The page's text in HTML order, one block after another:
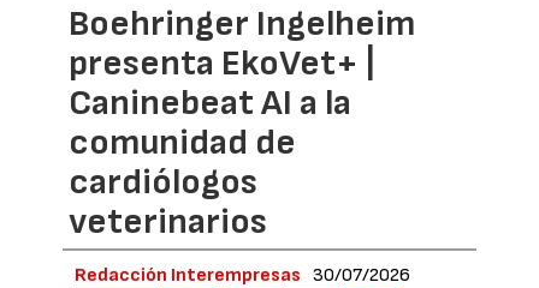
Boehringer Ingelheim
presenta EkoVet+ |
Caninebeat AI a la
comunidad de
cardiólogos
veterinarios
Redacción Interempresas 30/07/2026